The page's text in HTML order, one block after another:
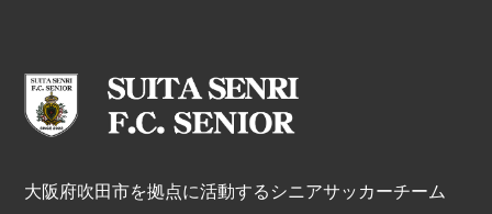
大阪府吹田市を拠点に活動するシニアサッカーチーム